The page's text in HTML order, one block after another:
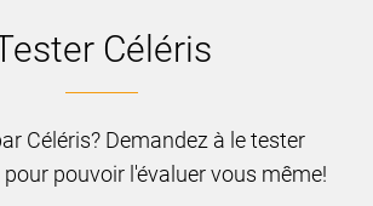
Céléris
Céléris? Demandez à le tester
pouvoir l'évaluer vous même!